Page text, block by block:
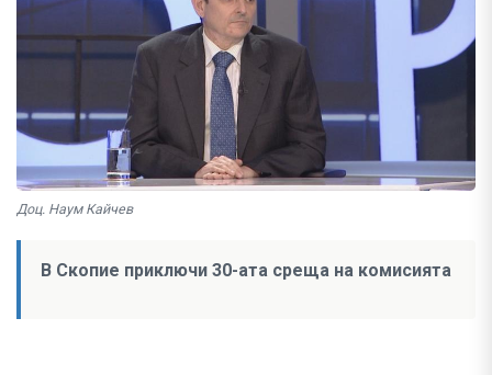
Доц. Наум Кайчев
В Скопие приключи 30-ата среща на комисията